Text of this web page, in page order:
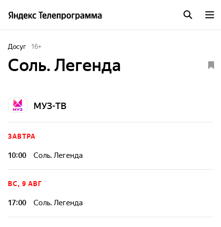
Досуг 16+
Соль. Легенда
МУЗ-ТВ
ЗАВТРА
10:00 Соль. Легенда
ВС, 9 АВГ
17:00 Соль. Легенда